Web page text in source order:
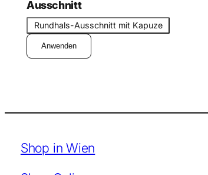
f
r
m
r
m
e
Ausschnitt
u
s
t
Rundhals-Ausschnitt mit Kapuze
Anwenden
Shop in Wien